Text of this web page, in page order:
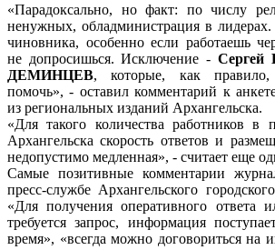
«Парадоксально, но факт: по числу
ненужных, обладминистрация в
чиновника, особенно если работаешь
не допросишься. Исключение -
ДЕМИНЦЕВ, которые, как правило,
помочь», - оставил комментарий к
из региональных изданий Архангельска.
«Для такого количества работников в
Архангельска скорость ответов и
недопустимо медленная», - считает еще
Самые позитивные комментарии
пресс-службе Архангельского
«Для получения оперативного ответа
требуется запрос, информация
время», «всегда можно договориться на